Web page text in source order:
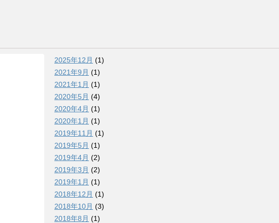
2025年12月 (1)
2021年9月 (1)
2021年1月 (1)
2020年5月 (4)
2020年4月 (1)
2020年1月 (1)
2019年11月 (1)
2019年5月 (1)
2019年4月 (2)
2019年3月 (2)
2019年1月 (1)
2018年12月 (1)
2018年10月 (3)
2018年8月 (1)